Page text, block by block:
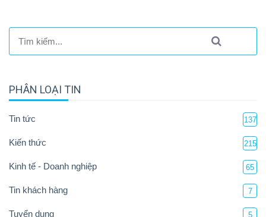
PHÂN LOẠI TIN
Tin tức 137
Kiến thức 215
Kinh tế - Doanh nghiệp 65
Tin khách hàng 7
Tuyển dụng 5